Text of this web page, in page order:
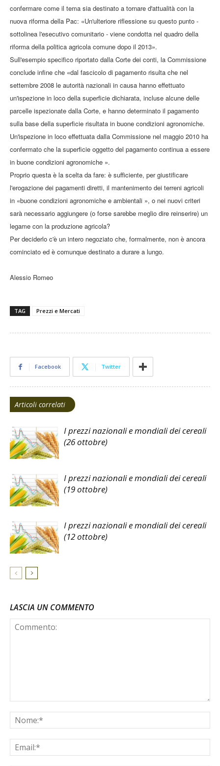
confermare come il tema sia destinato a tornare d'attualità con la
nuova riforma della Pac: «Un'ulteriore riflessione su questo punto -
sottolinea l'esecutivo comunitario - viene condotta nel quadro della
riforma della politica agricola comune dopo il 2013».
Sull'esempio specifico riportato dalla Corte dei conti, la Commissione
conclude infine che «dal fascicolo di pagamento risulta che nel
settembre 2008 le autorità nazionali in causa hanno effettuato
un'ispezione in loco della superficie dichiarata, incluse alcune delle
parcelle ispezionate dalla Corte, e hanno determinato il pagamento
sulla base della superficie risultata in buone condizioni agronomiche.
Un'ispezione in loco effettuata dalla Commissione nel maggio 2010 ha
confermato che la superficie oggetto del pagamento continua a essere
in buone condizioni agronomiche ».
Proprio questa è la scelta da fare: è sufficiente, per giustificare
l'erogazione dei pagamenti diretti, il mantenimento dei terreni agricoli
in «buone condizioni agronomiche e ambientali », o nei nuovi criteri
sarà necessario aggiungere (o forse sarebbe meglio dire reinserire) un
legame con la produzione agricola?
Per deciderlo c'è un intero negoziato che, formalmente, non è ancora
cominciato ed è comunque destinato a durare a lungo.
Alessio Romeo
TAG Prezzi e Mercati
Facebook Twitter
Articoli correlati
I prezzi nazionali e mondiali dei cereali
(26 ottobre)
I prezzi nazionali e mondiali dei cereali
(19 ottobre)
I prezzi nazionali e mondiali dei cereali
(12 ottobre)
LASCIA UN COMMENTO